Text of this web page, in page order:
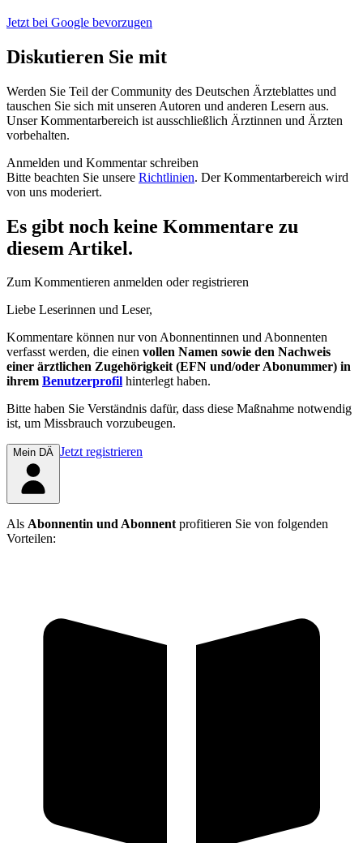
Jetzt bei Google bevorzugen
Diskutieren Sie mit
Werden Sie Teil der Community des Deutschen Ärzteblattes und
tauschen Sie sich mit unseren Autoren und anderen Lesern aus.
Unser Kommentarbereich ist ausschließlich Ärztinnen und Ärzten
vorbehalten.
Anmelden und Kommentar schreiben
Bitte beachten Sie unsere Richtlinien. Der Kommentarbereich wird
von uns moderiert.
Es gibt noch keine Kommentare zu
diesem Artikel.
Zum Kommentieren anmelden oder registrieren
Liebe Leserinnen und Leser,
Kommentare können nur von Abonnentinnen und Abonnenten
verfasst werden, die einen vollen Namen sowie den Nachweis
einer ärztlichen Zugehörigkeit (EFN und/oder Abonummer) in
ihrem Benutzerprofil hinterlegt haben.
Bitte haben Sie Verständnis dafür, dass diese Maßnahme notwendig
ist, um Missbrauch vorzubeugen.
Mein DÄ Jetzt registrieren
Als Abonnentin und Abonnentprofitieren Sie von folgenden
Vorteilen: